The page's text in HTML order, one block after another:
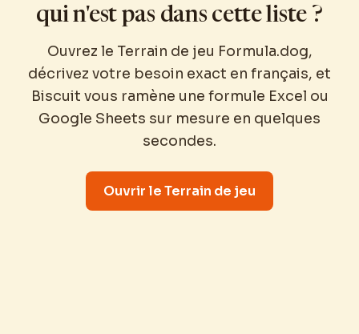
qui n'est pas dans cette liste ?
Ouvrez le Terrain de jeu Formula.dog,
décrivez votre besoin exact en français, et
Biscuit vous ramène une formule Excel ou
Google Sheets sur mesure en quelques
secondes.
Ouvrir le Terrain de jeu